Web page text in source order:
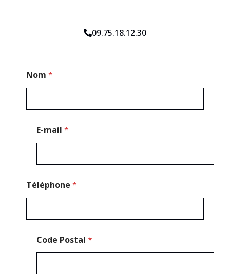
09.75.18.12.30
Nom *
E-mail *
Téléphone *
Code Postal *